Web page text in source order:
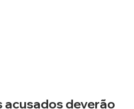
acusados deverão